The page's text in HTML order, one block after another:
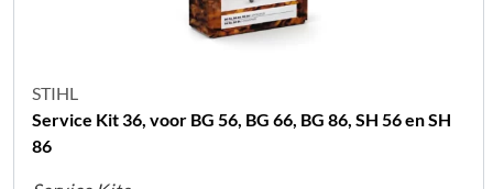
STIHL
Service Kit 36, voor BG 56, BG 66, BG 86, SH 56 en SH
86